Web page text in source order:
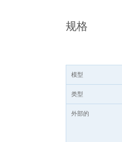
规格
模型
类型
外部的